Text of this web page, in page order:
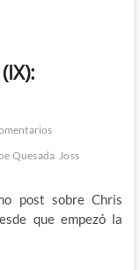
Quesada Joss
post sobre Chris
que empezó la